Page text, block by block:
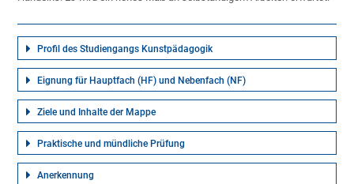
Profil des Studiengangs Kunstpädagogik
Eignung für Hauptfach (HF) und Nebenfach (NF)
Ziele und Inhalte der Mappe
Praktische und mündliche Prüfung
Anerkennung